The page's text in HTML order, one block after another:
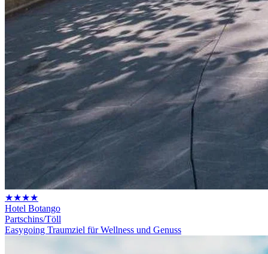
★★★★
Hotel Botango
Partschins/Töll
Easygoing Traumziel für Wellness und Genuss